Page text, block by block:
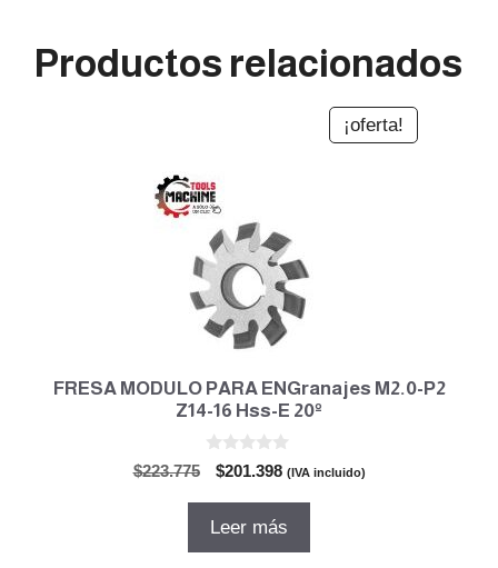
Productos relacionados
¡oferta!
FRESA MODULO PARA ENGranajes M2.0-P2
Z14-16 Hss-E 20º
$223.775
El
original
$201.398El(IVA incluido)
Leer más